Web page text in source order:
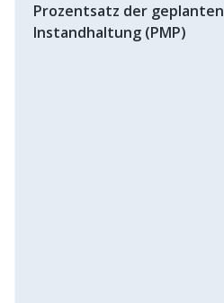
Prozentsatz der geplanten
Instandhaltung (PMP)